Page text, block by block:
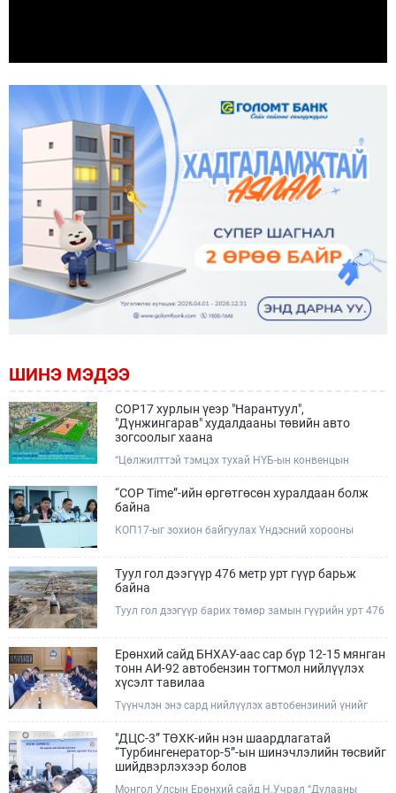
ШИНЭ МЭДЭЭ
COP17 хурлын үеэр "Нарантуул",
"Дүнжингарав" худалдааны төвийн авто
зогсоолыг хаана
“Цөлжилттэй тэмцэх тухай НҮБ-ын конвенцын
сарын 17-28-ны өдрүүдэд Улаанбаатар хотод зохион
байгуулагдана.Хурлын үеэр Нарантуул, Дүнжингарав
тухайн чиглэлд нийтийн тээврийн хүртээмжийг
“COP Time”-ийн өргөтгөсөн хуралдаан болж
байна
КОП17-ыг зохион байгуулах Үндэсний хорооны
дотоод хуралдааныг тогтмол зохион байгуулж ирсэн
билээ.Өнөөдөр “COP Time”-ийн сүүлийн хуралдааныг
бөгөөд үүнд Үндэсний хорооны дэргэдэх дэд
Туул гол дээгүүр 476 метр урт гүүр барьж
байна
Туул гол дээгүүр барих төмөр замын гүүрийн урт 476
хөдөлгөөнийг найдвартай, тасралтгүй нэвтрүүлэх
чухал байгууламж бөгөөд уг ажлыг "Очирням" ХХК,
"Тэргүүн саруул зам" ХХК, "Хотгорзам" ХХК зэрэг
Ерөнхий сайд БНХАУ-аас сар бүр 12-15 мянган
тонн АИ-92 автобензин тогтмол нийлүүлэх
хүсэлт тавилаа
Түүнчлэн энэ сард нийлүүлэх автобензиний үнийг
бууруулах боломжийг судлахыг хүслээ. Тэрбээр
Монгол Улсад үүсээд буй шатахууны нөхцөл байдлыг
шийдвэрлэхэд Иж бүрэн стратегийн түншлэл бүхий
БНХАУ-ын тал дэмжлэг үзүүлэх талаар БНХАУ-ын
Бүх Хятадын Ардын их хурлын дарга Жао Лөжи,
"ДЦС-3” ТӨХК-ийн нэн шаардлагатай
“Турбингенератор-5”-ын шинэчлэлийн төсвийг
шийдвэрлэхээр болов
Монгол Улсын Ерөнхий сайд Н.Учрал “Дулааны